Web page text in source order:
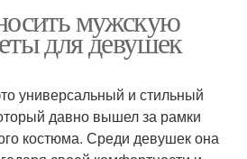
мужскую
для девушек
универсальный и стильный
давно вышел за рамки
костюма. Среди девушек она